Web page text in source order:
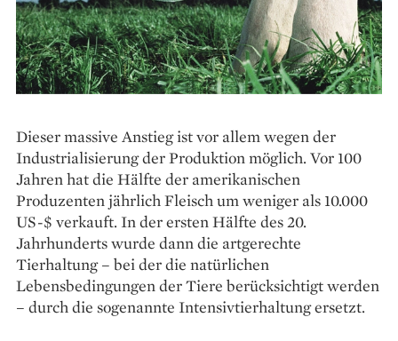
Dieser massive Anstieg ist vor allem wegen der
Industrialisierung der Produktion möglich. Vor 100
Jahren hat die Hälfte der amerikanischen
Produzenten jährlich Fleisch um weniger als 10.000
US-$ verkauft. In der ersten Hälfte des 20.
Jahrhunderts wurde dann die art­­gerechte
Tierhaltung – bei der die na­türlichen
Lebensbedingungen der Tiere berücksichtigt werden
– durch die sogenannte Intensivtierhaltung ersetzt.